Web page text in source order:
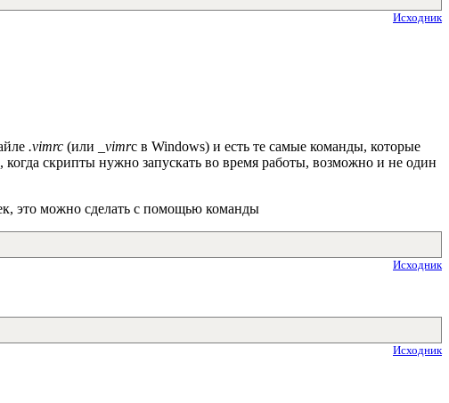
Исходник
.vimrc (или _vimrc в Windows) и есть те самые команды, которые
скрипты нужно запускать во время работы, возможно и не один
это можно сделать с помощью команды
Исходник
Исходник